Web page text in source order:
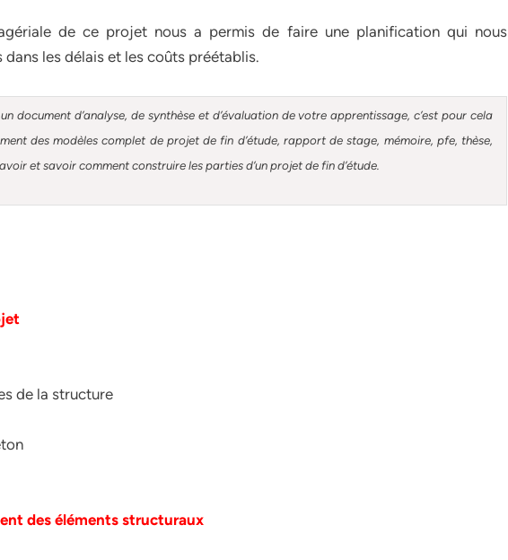
de ce projet nous a permis de faire une planification qui nous
les délais et les coûts préétablis.
document d’analyse, de synthèse et d’évaluation de votre apprentissage, c’est pour cela
des modèles complet de projet de fin d’étude, rapport de stage, mémoire, pfe, thèse,
et savoir comment construire les parties d’un projet de fin d’étude.
de la structure
des éléments structuraux